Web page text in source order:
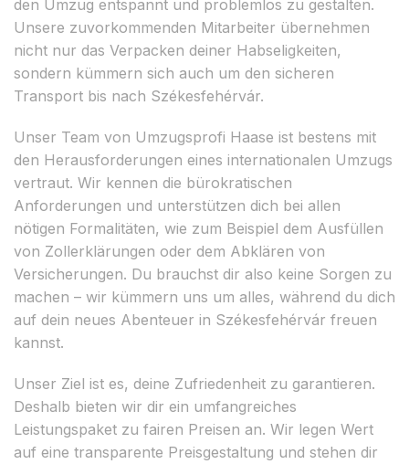
den Umzug entspannt und problemlos zu gestalten.
Unsere zuvorkommenden Mitarbeiter übernehmen
nicht nur das Verpacken deiner Habseligkeiten,
sondern kümmern sich auch um den sicheren
Transport bis nach Székesfehérvár.
Unser Team von Umzugsprofi Haase ist bestens mit
den Herausforderungen eines internationalen Umzugs
vertraut. Wir kennen die bürokratischen
Anforderungen und unterstützen dich bei allen
nötigen Formalitäten, wie zum Beispiel dem Ausfüllen
von Zollerklärungen oder dem Abklären von
Versicherungen. Du brauchst dir also keine Sorgen zu
machen – wir kümmern uns um alles, während du dich
auf dein neues Abenteuer in Székesfehérvár freuen
kannst.
Unser Ziel ist es, deine Zufriedenheit zu garantieren.
Deshalb bieten wir dir ein umfangreiches
Leistungspaket zu fairen Preisen an. Wir legen Wert
auf eine transparente Preisgestaltung und stehen dir